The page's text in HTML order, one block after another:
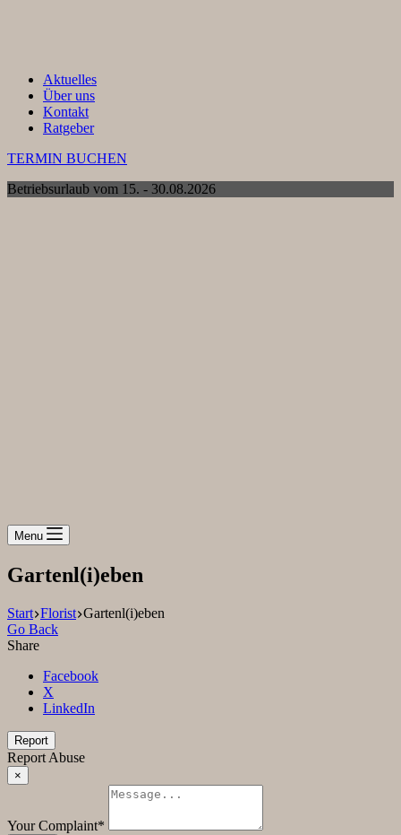
Aktuelles
Über uns
Kontakt
Ratgeber
TERMIN BUCHEN
Betriebsurlaub vom 15. - 30.08.2026
Menu
Gartenl(i)eben
Start Florist Gartenl(i)eben
Go Back
Share
Facebook
X
LinkedIn
Report
Report Abuse
×
Your Complaint*